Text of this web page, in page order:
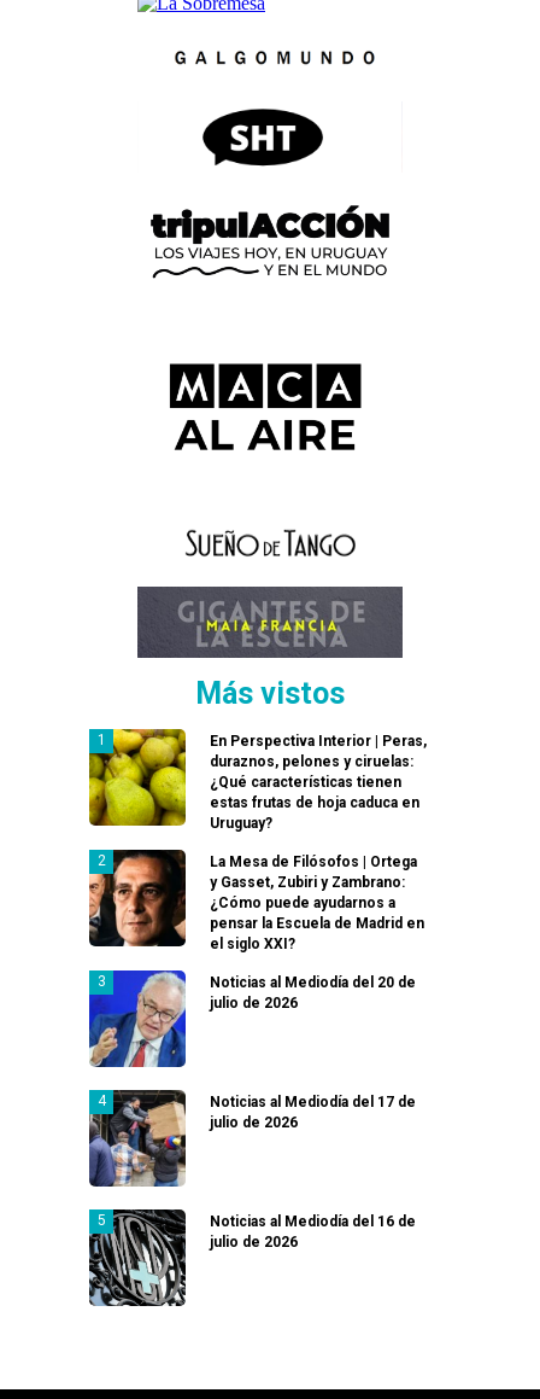
Más vistos
En Perspectiva Interior | Peras,
duraznos, pelones y ciruelas:
¿Qué características tienen
estas frutas de hoja caduca en
Uruguay?
La Mesa de Filósofos | Ortega
y Gasset, Zubiri y Zambrano:
¿Cómo puede ayudarnos a
pensar la Escuela de Madrid en
el siglo XXI?
Noticias al Mediodía del 20 de
julio de 2026
Noticias al Mediodía del 17 de
julio de 2026
Noticias al Mediodía del 16 de
julio de 2026